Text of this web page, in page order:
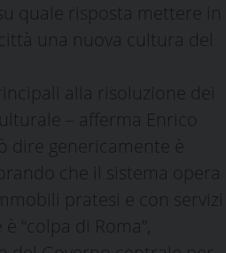
quale risposta mettere in
una nuova cultura del
alla risoluzione dei
– afferma Enrico
genericamente è
che il sistema opera
pratesi e con servizi
“colpa di Roma”,